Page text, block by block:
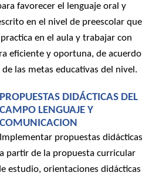
favorecer el lenguaje oral y
en el nivel de preescolar que
en el aula y trabajar con
eficiente y oportuna, de acuerdo
las metas educativas del nivel.
PROPUESTAS DIDÁCTICAS DEL
CAMPO LENGUAJE Y
COMUNICACION
Implementar propuestas didácticas
a partir de la propuesta curricular
estudio, orientaciones didácticas